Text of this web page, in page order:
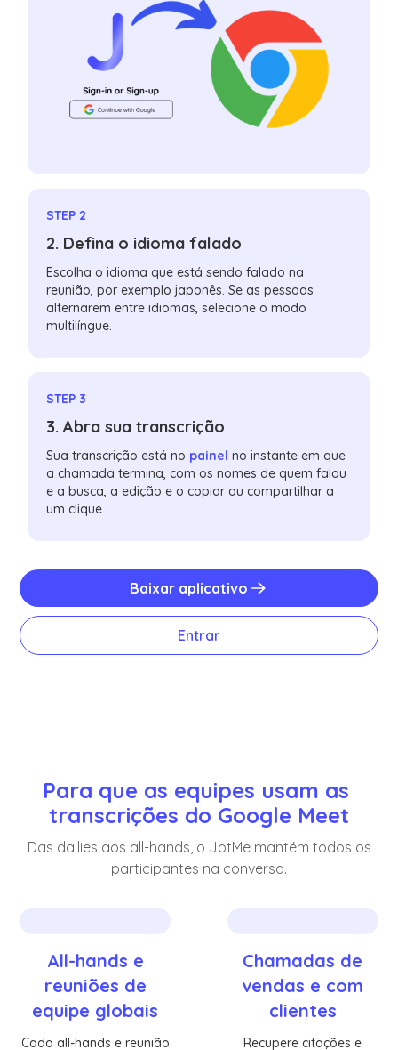
STEP 2
2. Defina o idioma falado
Escolha o idioma que está sendo falado na
reunião, por exemplo japonês. Se as pessoas
alternarem entre idiomas, selecione o modo
multilíngue.
STEP 3
3. Abra sua transcrição
Sua transcrição está no painel no instante em que
a chamada termina, com os nomes de quem falou
e a busca, a edição e o copiar ou compartilhar a
um clique.
Baixar aplicativo
Entrar
Para que as equipes usam as
transcrições do Google Meet
Das dailies aos all-hands, o JotMe mantém todos os
participantes na conversa.
All-hands e
reuniões de
equipe globais
Cada all-hands e reunião
Chamadas de
vendas e com
clientes
Recupere citações e